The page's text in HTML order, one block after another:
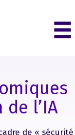
l’IA
de « sécurité